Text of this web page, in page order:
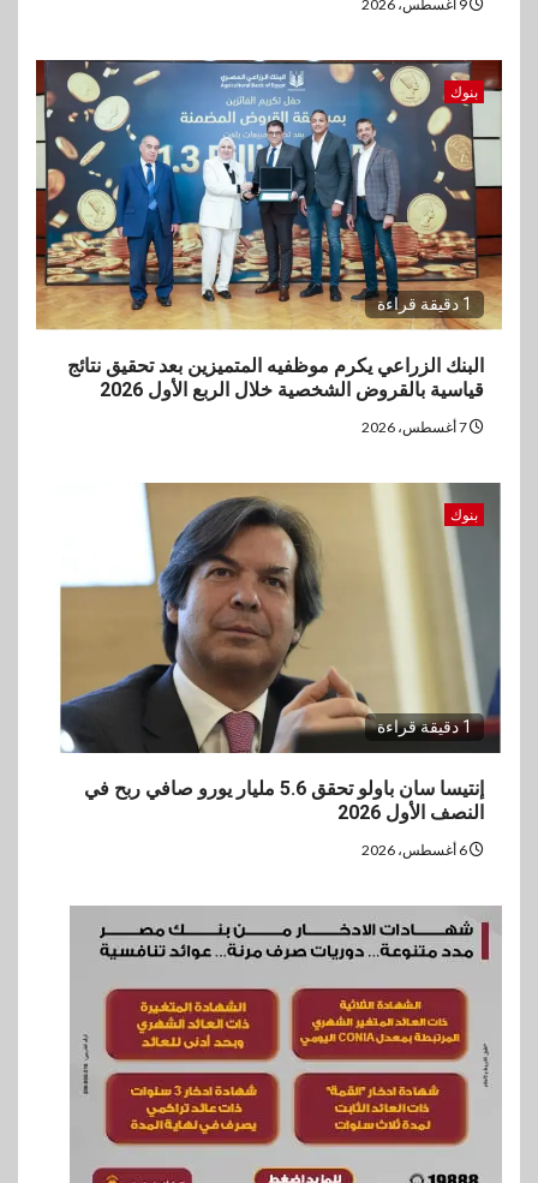
بنوك
1 دقيقة قراءة
البنك الزراعي يكرم موظفيه المتميزين بعد تحقيق نتائج
قياسية بالقروض الشخصية خلال الربع الأول 2026
بنوك
1 دقيقة قراءة
إنتيسا سان باولو تحقق 5.6 مليار يورو صافي ربح في
النصف الأول 2026